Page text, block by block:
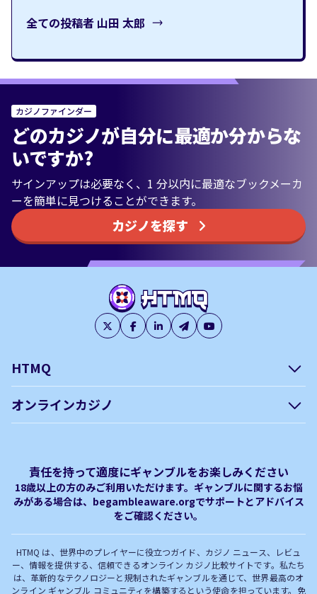
全ての投稿者 山田 太郎
カジノファインダー
どのカジノが自分に最適か分からな
いですか?
サインアップは必要なく、1 分以内に最適なブックメーカ
ーを簡単に見つけることができます。
カジノを探す
HTMQ
オンラインカジノ
オンラインカジノ フリースピ
ン おすすめ
Plinko｜プリンコとは？
オンラインカジノ最新サイト
オンラインカジノボーナス
責任を持って適度にギャンブルをお楽しみください
18歳以上の方のみご利用いただけます。ギャンブルに関するお悩
みがある場合は、begambleaware.orgでサポートとアドバイス
をご確認ください。
HTMQ は、世界中のプレイヤーに役立つガイド、カジノ ニュース、レビュ
ー、情報を提供する、信頼できるオンライン カジノ比較サイトです。私たち
は、革新的なテクノロジーと規制されたギャンブルを通じて、世界最高のオ
ンライン ギャンブル コミュニティを構築するという使命を担っています。免